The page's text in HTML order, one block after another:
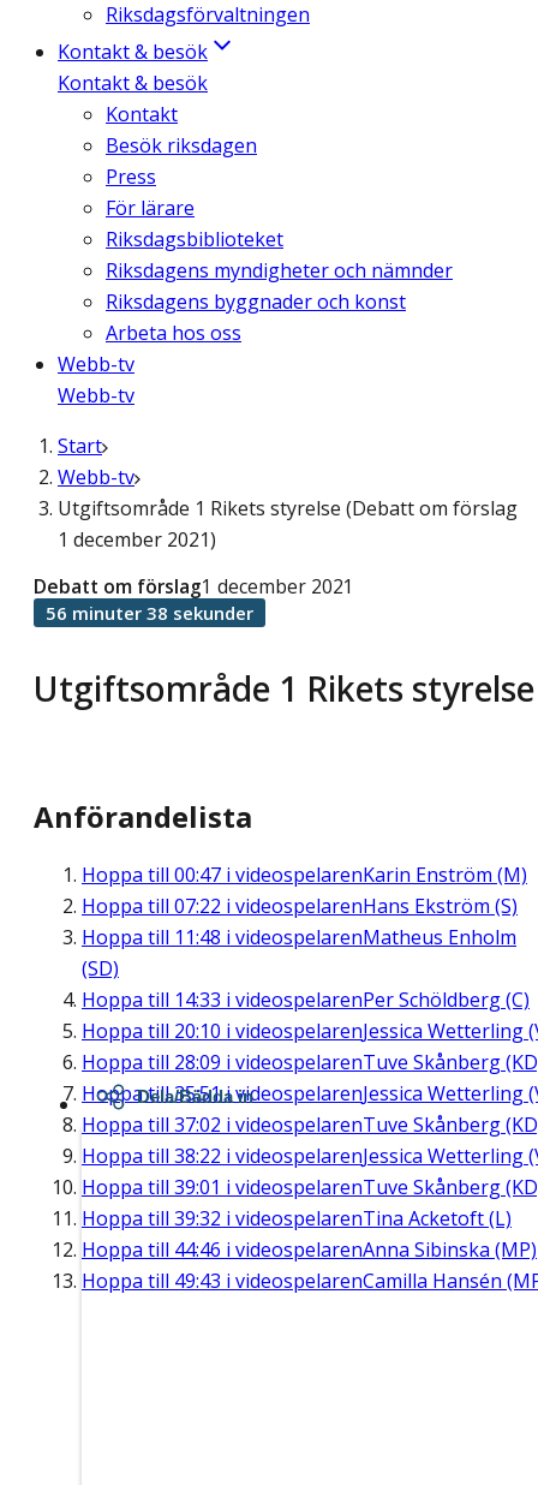
Riksdagsförvaltningen
Kontakt & besök
Kontakt & besök
Kontakt
Besök riksdagen
Press
För lärare
Riksdagsbiblioteket
Riksdagens myndigheter och nämnder
Riksdagens byggnader och konst
Arbeta hos oss
Webb-tv
Webb-tv
Start
Webb-tv
Utgiftsområde 1 Rikets styrelse (Debatt om förslag
1 december 2021)
Utgiftsområde 1 Rikets styrelse
Debatt om förslag1 december 2021
56 minuter 38 sekunder
Anförandelista
Hoppa till 00:47 i videospelarenKarin Enström (M)
Hoppa till 07:22 i videospelarenHans Ekström (S)
Hoppa till 11:48 i videospelarenMatheus Enholm
(SD)
Hoppa till 14:33 i videospelarenPer Schöldberg (C)
Hoppa till 20:10 i videospelarenJessica Wetterling
Hoppa till 28:09 i videospelarenTuve Skånberg
Hoppa till35:51i videospelarenJessica Wetterling
Hoppa till 37:02 i videospelarenTuve Skånberg
Hoppa till 38:22 i videospelarenJessica Wetterling
Hoppa till 39:01 i videospelarenTuve Skånberg
Hoppa till 39:32 i videospelarenTina Acketoft (L)
Hoppa till 44:46 i videospelarenAnna Sibinska (MP)
Hoppa till 49:43 i videospelarenCamilla Hansén
Dela/Bädda in